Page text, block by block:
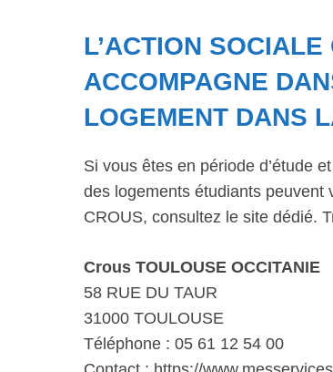
L’ACTION
ACCOMPAGNE
LOGEMENT DANS
Si vous êtes en période d’étude
des logements étudiants peuvent
CROUS, consultez le site dédié.
Crous TOULOUSE OCCITANIE
58 RUE DU TAUR
31000 TOULOUSE
Téléphone : 05 61 12 54 00